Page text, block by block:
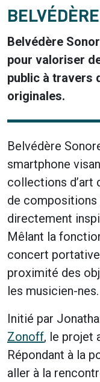
Belvédère
pour valoriser
public à travers
originales.
Belvédère
smartphone
collections d’art
de
directement
Mêlant la
concert
proximité des
les musicien-nes.
Initié par
Zonoff, le projet
Répondant à la
aller à la